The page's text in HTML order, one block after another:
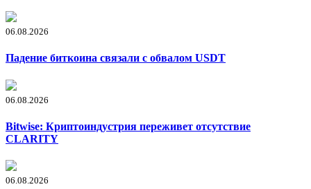
06.08.2026
Падение биткоина связали с обвалом USDT
06.08.2026
Bitwise: Криптоиндустрия переживет отсутствие
CLARITY
06.08.2026